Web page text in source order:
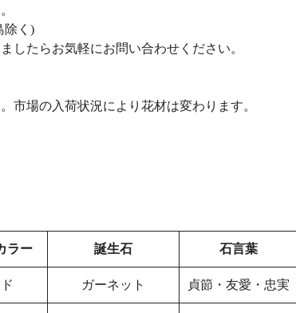
除く)
したらお気軽にお問い合わせください。
市場の入荷状況により花材は変わります。
ラー 誕生石 石言葉
ガーネット 貞節・友愛・忠実